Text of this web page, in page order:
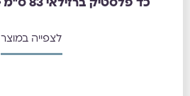
כד פלסטיק ברזילאי 83 ס"מ {קיים ב 3 צבעים}
לצפייה במוצר